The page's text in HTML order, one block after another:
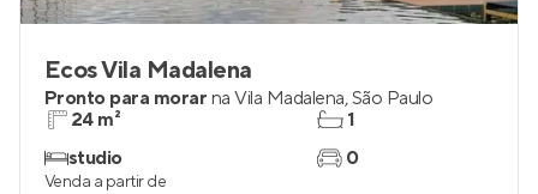
Ecos Vila Madalena
Pronto para morar na Vila Madalena,São Paulo
24 m²
studio
1
0
Venda a partir de